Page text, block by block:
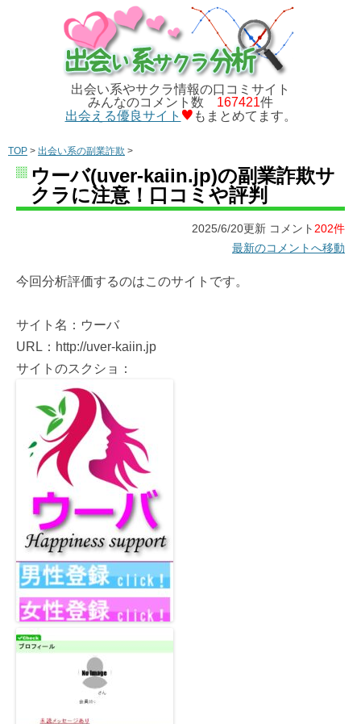
出会い系やサクラ情報の口コミサイト
みんなのコメント数 167421件
出会える優良サイト
もまとめてます。
TOP > 出会い系の副業詐欺 >
ウーバ(uver-kaiin.jp)の副業詐欺サ
クラに注意！口コミや評判
2025/6/20更新 コメント 202件
最新のコメントへ移動
今回分析評価するのはこのサイトです。
サイト名：ウーバ
URL：http://uver-kaiin.jp
サイトのスクショ：